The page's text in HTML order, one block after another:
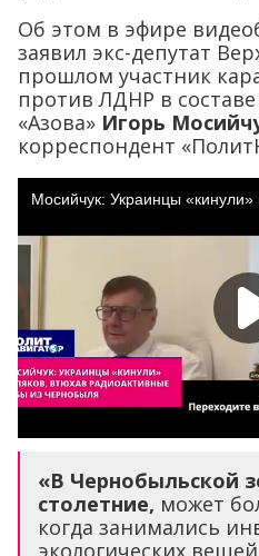
Об этом в эфире
заявил экс-депутат
прошлом участник
против ЛДНР в
«Азова» Игорь
корреспондент
«В Чернобыльской
столетние, может
когда занимались
экологических